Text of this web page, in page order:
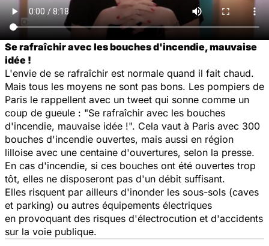
Se rafraîchir avec les bouches d'incendie, mauvaise
idée !
L'envie de se rafraîchir est normale quand il fait chaud.
Mais tous les moyens ne sont pas bons. Les pompiers de
Paris le rappellent avec un tweet qui sonne comme un
coup de gueule : "Se rafraîchir avec les bouches
d'incendie, mauvaise idée !". Cela vaut à Paris avec 300
bouches d'incendie ouvertes, mais aussi en région
lilloise avec une centaine d'ouvertures, selon la presse.
En cas d'incendie, si ces bouches ont été ouvertes trop
tôt, elles ne disposeront pas d'un débit suffisant.
Elles risquent par ailleurs d'inonder les sous-sols (caves
et parking) ou autres équipements électriques
en provoquant des risques d'électrocution et d'accidents
sur la voie publique.